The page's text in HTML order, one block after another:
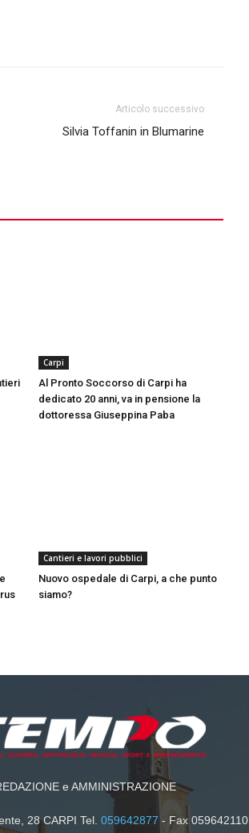
Articolo successivo
Silvia Toffanin in Blumarine
Carpi
Al Pronto Soccorso di Carpi ha
dedicato 20 anni, va in pensione la
dottoressa Giuseppina Paba
Cantieri e lavori pubblici
Nuovo ospedale di Carpi, a che punto
siamo?
e AMMINISTRAZIONE
28 CARPI Tel. 059642877 - Fax 059642110